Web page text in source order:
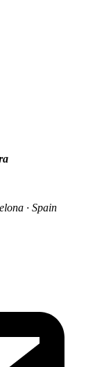
· Spain